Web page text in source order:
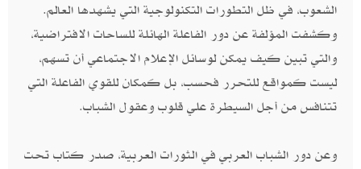
الشعوب،‮ ‬في ظل التطورات التكنولوجية التي يشهدها العالم‮.
‬وكشفت المؤلفة عن دور الفاعلة الهائلة للساحات الافتراضية،
والتي تبين كيف يمكن لوسائل الإعلام الاجتماعي أن تسهم،‮
‬ليست كمواقع للتحرر فحسب، بل كمكان للقوي الفاعلة التي
تتنافس من أجل السيطرة علي قلوب وعقول الشباب‮.‬
وعن دور الشباب العربي في الثورات العربية،‮ ‬صدر كتاب تحت